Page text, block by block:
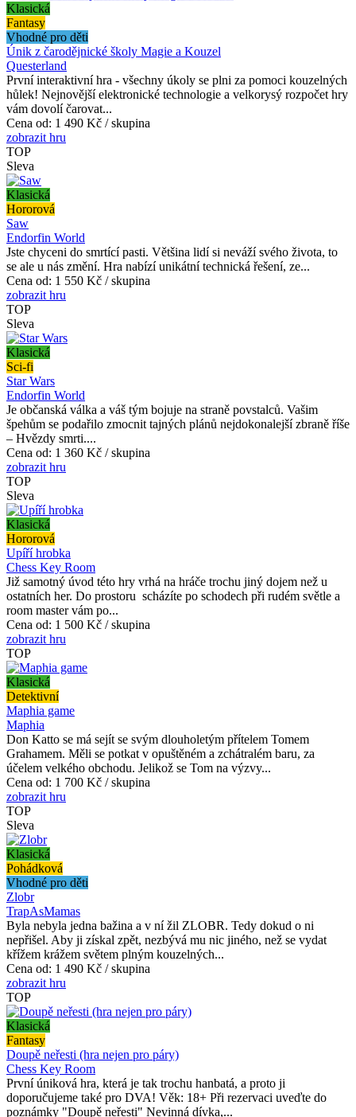
Klasická
Fantasy
Vhodné pro děti
Únik z čarodějnické školy Magie a Kouzel
Questerland
První interaktivní hra - všechny úkoly se plni za pomoci kouzelných
hůlek! Nejnovější elektronické technologie a velkorysý rozpočet hry
vám dovolí čarovat...
Cena od: 1 490 Kč / skupina
zobrazit hru
TOP
Sleva
Klasická
Hororová
Saw
Endorfin World
Jste chyceni do smrtící pasti. Většina lidí si neváží svého života, to
se ale u nás změní. Hra nabízí unikátní technická řešení, ze...
Cena od: 1 550 Kč / skupina
zobrazit hru
TOP
Sleva
Klasická
Sci-fi
Star Wars
Endorfin World
Je občanská válka a váš tým bojuje na straně povstalců. Vašim
špehům se podařilo zmocnit tajných plánů nejdokonalejší zbraně říše
– Hvězdy smrti....
Cena od: 1 360 Kč / skupina
zobrazit hru
TOP
Sleva
Klasická
Hororová
Upíří hrobka
Chess Key Room
Již samotný úvod této hry vrhá na hráče trochu jiný dojem než u
ostatních her. Do prostoru scházíte po schodech při rudém světle a
room master vám po...
Cena od: 1 500 Kč / skupina
zobrazit hru
TOP
Klasická
Detektivní
Maphia game
Maphia
Don Katto se má sejít se svým dlouholetým přítelem Tomem
Grahamem. Měli se potkat v opuštěném a zchátralém baru, za
účelem velkého obchodu. Jelikož se Tom na výzvy...
Cena od: 1 700 Kč / skupina
zobrazit hru
TOP
Sleva
Klasická
Pohádková
Vhodné pro děti
Zlobr
TrapAsMamas
Byla nebyla jedna bažina a v ní žil ZLOBR. Tedy dokud o ni
nepřišel. Aby ji získal zpět, nezbývá mu nic jiného, než se vydat
křížem krážem světem plným kouzelných...
Cena od: 1 490 Kč / skupina
zobrazit hru
TOP
Klasická
Fantasy
Doupě neřesti (hra nejen pro páry)
Chess Key Room
První úniková hra, která je tak trochu hanbatá, a proto ji
doporučujeme také pro DVA! Věk: 18+ Při rezervaci uveďte do
poznámky "Doupě neřesti" Nevinná dívka,...